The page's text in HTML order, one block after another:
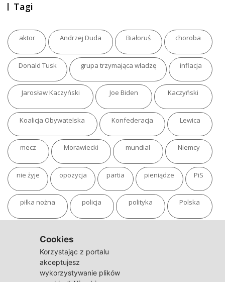
Tagi
aktor Andrzej Duda Białoruś choroba
Donald Tusk grupa trzymająca władzę inflacja
Jarosław Kaczyński Joe Biden Kaczyński
Koalicja Obywatelska Konfederacja Lewica
mecz Morawiecki mundial Niemcy
nie żyje opozycja partia pieniądze PiS
piłka nożna policja polityka Polska
sąd TVN
Cookies
Korzystając z portalu
akceptujesz
wykorzystywanie plików